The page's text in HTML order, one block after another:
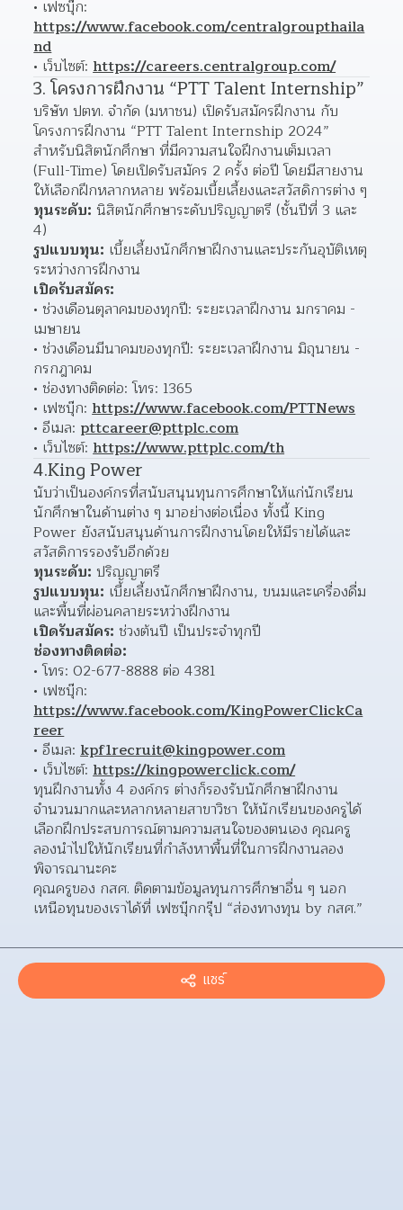
https://www.facebook.com/centralgroupthaila
nd
เว็บไซต์: https://careers.centralgroup.com/
3. โครงการฝึกงาน “PTT Talent Internship”
บริษัท ปตท. จำกัด (มหาชน) เปิดรับสมัครฝึกงาน กับ
โครงการฝึกงาน “PTT Talent Internship 2024”
สำหรับนิสิตนักศึกษา ที่มีความสนใจฝึกงานเต็มเวลา
(Full-Time) โดยเปิดรับสมัคร 2 ครั้ง ต่อปี โดยมีสายงาน
ให้เลือกฝึกหลากหลาย พร้อมเบี้ยเลี้ยงและสวัสดิการต่าง ๆ
ทุนระดับ: นิสิตนักศึกษาระดับปริญญาตรี (ชั้นปีที่ 3 และ
4)
รูปแบบทุน: เบี้ยเลี้ยงนักศึกษาฝึกงานและประกันอุบัติเหตุ
ระหว่างการฝึกงาน
เปิดรับสมัคร:
ช่วงเดือนตุลาคมของทุกปี: ระยะเวลาฝึกงาน มกราคม -
เมษายน
ช่วงเดือนมีนาคมของทุกปี: ระยะเวลาฝึกงาน มิถุนายน -
กรกฎาคม
ช่องทางติดต่อ: โทร: 1365
เฟซบุ๊ก: https://www.facebook.com/PTTNews
อีเมล: pttcareer@pttplc.com
เว็บไซต์: https://www.pttplc.com/th
4.King Power
นับว่าเป็นองค์กรที่สนับสนุนทุนการศึกษาให้แก่นักเรียน
นักศึกษาในด้านต่าง ๆ มาอย่างต่อเนื่อง ทั้งนี้ King
Power ยังสนับสนุนด้านการฝึกงานโดยให้มีรายได้และ
สวัสดิการรองรับอีกด้วย
ทุนระดับ: ปริญญาตรี
รูปแบบทุน: เบี้ยเลี้ยงนักศึกษาฝึกงาน, ขนมและเครื่องดื่ม
และพื้นที่ผ่อนคลายระหว่างฝึกงาน
เปิดรับสมัคร: ช่วงต้นปี เป็นประจำทุกปี
ช่องทางติดต่อ:
โทร: 02-677-8888 ต่อ 4381
https://www.facebook.com/KingPowerClickCa
reer
อีเมล: kpf1recruit@kingpower.com
เว็บไซต์: https://kingpowerclick.com/
ทุนฝึกงานทั้ง 4 องค์กร ต่างก็รองรับนักศึกษาฝึกงาน
จำนวนมากและหลากหลายสาขาวิชา ให้นักเรียนของครูได้
เลือกฝึกประสบการณ์ตามความสนใจของตนเอง คุณครู
ลองนำไปให้นักเรียนที่กำลังหาพื้นที่ในการฝึกงานลอง
พิจารณานะคะ
คุณครูของ กสศ. ติดตามข้อมูลทุนการศึกษาอื่น ๆ นอก
เหนือทุนของเราได้ที่ เฟซบุ๊กกรุ๊ป “ส่องทางทุน by กสศ.”
แชร์